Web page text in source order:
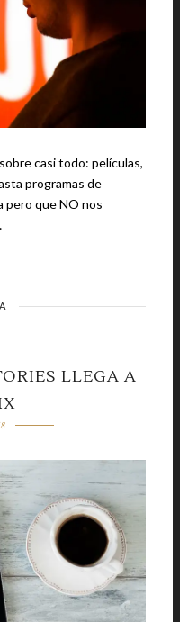
casi todo: películas,
programas de
pero que NO nos
LLEGA A